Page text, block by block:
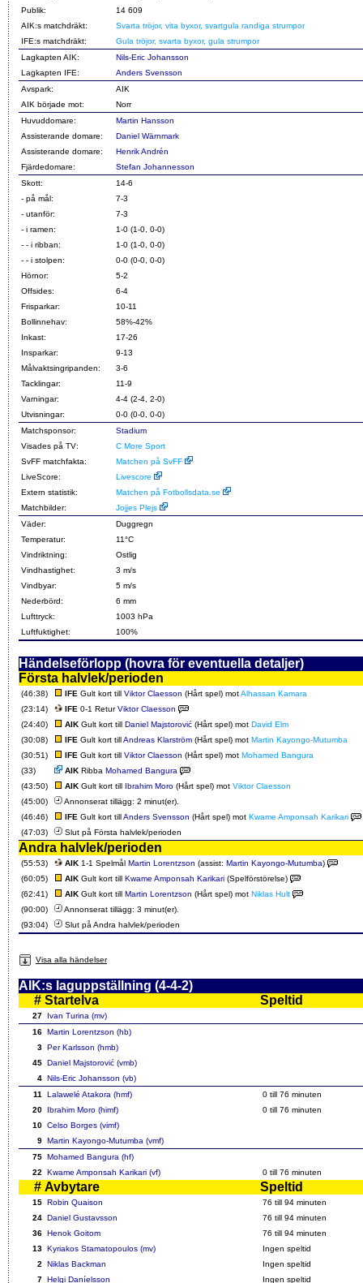
Publik:
14 609
AIK:s matchdräkt:
Svarta tröjor, vita byxor, svartgula randiga strumpor
IFE:s matchdräkt:
Gula tröjor, svarta byxor, gula strumpor
Lagkapten AIK:
Nils-Eric Johansson
Lagkapten IFE:
Anders Svensson
Avspark:
AIK
AIK började mot:
Norr
Huvuddomare:
Martin Hansson
Assisterande domare:
Daniel Wärnmark
Assisterande domare:
Henrik Andrén
Fjärdedomare:
Stefan Johannesson
Skott:
14-6
- på mål:
7-3
- utanför:
7-3
- i ramen:
1-0 (1-0, 0-0)
- - i ribban:
1-0 (1-0, 0-0)
- - i stolpen:
0-0 (0-0, 0-0)
Hörnor:
5-2
Offsides:
6-4
Frisparkar:
10-11
Bollinnehav:
58%-42%
Inkast:
17-26
Insparkar:
9-13
Målvaktsingripanden:
3-6
Tacklingar:
11-9
Varningar:
4-4 (2-4, 2-0)
Utvisningar:
0-0 (0-0, 0-0)
Matchsponsor:
Stadium
Visades på TV:
C More Sport
SvFF matchfakta:
Matchen på SvFF
LiveScore:
Livescore
Extern statistik:
Matchen på Fotbollsdata.se
Matchbilder:
Jojjes Plejs
Väder:
Duggregn
Temperatur:
11°C
Vindriktning:
Ostlig
Vindhastighet:
3 m/s
Vindbyar:
5 m/s
Nederbörd:
6 mm
Lufttryck:
1003 hPa
Luftfuktighet:
100%
Händelseförlopp (hovra för eventuella detaljer)
Första halvlek/perioden
(46:38) IFE Gult kort till Viktor Claesson (Hårt spel) motAlhassan Kamara
(23:14)
IFE 0-1 ReturViktor Claesson
(24:40)
AIK Gult kort till Daniel Majstorović (Hårt spel) mot David Elm
(30:08)
IFE Gult kort tillAndreas Klarström (Hårt spel) mot Martin Kayongo-Mutumba
(30:51)
IFE Gult kort till Viktor Claesson (Hårt spel) mot Mohamed Bangura
(33)
AIK Ribba Mohamed Bangura
(43:50)
AIK Gult kort till Ibrahim Moro (Hårt spel) mot Viktor Claesson
(45:00)
Annonserat tillägg: 2 minut(er).
(46:46)
IFE Gult kort tillAnders Svensson (Hårt spel) mot Kwame Amponsah Karikari
(47:03)
Slut på Första halvlek/perioden
Andra halvlek/perioden
(55:53) AIK 1-1 Spelmål Martin Lorentzson (assist: Martin Kayongo-Mutumba)
(60:05)
AIK Gult kort till Kwame Amponsah Karikari (Spelförstörelse)
(62:41)
AIK Gult kort till Martin Lorentzson (Hårt spel) mot Niklas Hult
(90:00)
Annonserat tillägg: 3 minut(er).
(93:04)
Slut på Andra halvlek/perioden
Visa alla händelser
AIK:s laguppställning (4-4-2)
# Startelva Speltid
27
Ivan Turina (mv)
16 Martin Lorentzson (hb)
3 Per Karlsson (hmb)
45 Daniel Majstorović (vmb)
4 Nils-Eric Johansson (vb)
11
Lalawelé Atakora (hmf) 0 till 76 minuten
20
Ibrahim Moro (himf) 0 till 76 minuten
10 Celso Borges (vimf)
9 Martin Kayongo-Mutumba (vmf)
75 Mohamed Bangura (hf)
22
Kwame Amponsah Karikari (vf) 0 till 76 minuten
# Avbytare Speltid
15 Robin Quaison 76 till 94 minuten
24 Daniel Gustavsson 76 till 94 minuten
36 Henok Goitom 76 till 94 minuten
13 Kyriakos Stamatopoulos (mv)
Ingen speltid
2
Niklas Backman
Ingen speltid
7 Helgi Daníelsson Ingen speltid